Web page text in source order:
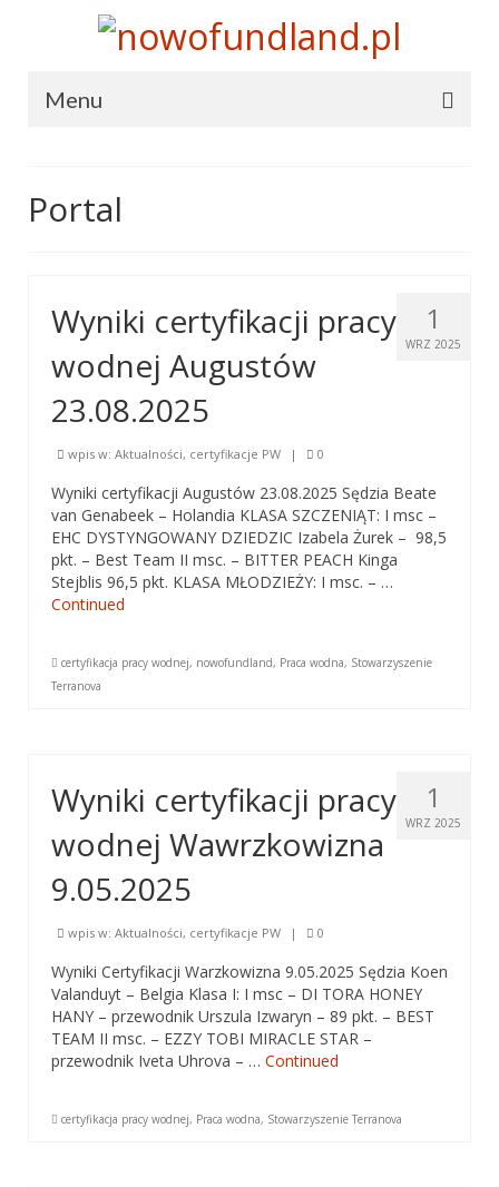
Menu
Terranova
Prasa o nas
Baner
Poradnik
O hodowli
Pielęgnacja
Żywienie
Sekcje Stowarzyszenia Terranova
Sekcja pomocy
Sekcja Pomocy
Znalazły Dom
Adopcje
Sekcja Dogoterapii
Dogoteriapia Przepisy i Regulaminy
Portal
1
WRZ 2025
Wyniki certyfikacji pracy
wodnej Augustów
23.08.2025
wpis w: Aktualności, certyfikacje PW | 0
Wyniki certyfikacji Augustów 23.08.2025 Sędzia Beate
van Genabeek – Holandia KLASA SZCZENIĄT: I msc –
EHC DYSTYNGOWANY DZIEDZIC Izabela Żurek – 98,5
pkt. – Best Team II msc. – BITTER PEACH Kinga
Stejblis 96,5 pkt. KLASA MŁODZIEŻY: I msc. – …
Continued
certyfikacja pracy wodnej, nowofundland, Praca wodna, Stowarzyszenie
Terranova
1
WRZ 2025
Wyniki certyfikacji pracy
wodnej Wawrzkowizna
9.05.2025
wpis w: Aktualności, certyfikacje PW | 0
Wyniki Certyfikacji Warzkowizna 9.05.2025 Sędzia Koen
Valanduyt – Belgia Klasa I: I msc – DI TORA HONEY
HANY – przewodnik Urszula Izwaryn – 89 pkt. – BEST
TEAM II msc. – EZZY TOBI MIRACLE STAR –
przewodnik Iveta Uhrova – … Continued
certyfikacja pracy wodnej, Praca wodna, Stowarzyszenie Terranova